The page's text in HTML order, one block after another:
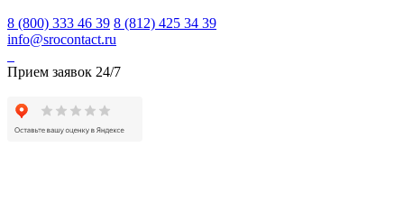
8 (800) 333 46 39 8 (812) 425 34 39
info@srocontact.ru
Прием заявок 24/7